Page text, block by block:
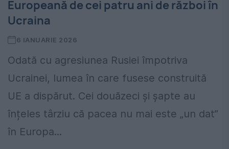
Europeană de cei patru ani de război în
Ucraina
6 IANUARIE 2026
Odată cu agresiunea Rusiei împotriva
Ucrainei, lumea în care fusese construită
UE a dispărut. Cei douăzeci și șapte au
înțeles târziu că pacea nu mai este „un dat”
în Europa...